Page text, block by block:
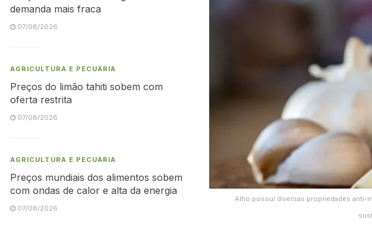
Alho possui diversas propriedades anti-
demanda mais fraca
07/08/2026
AGRICULTURA E PECUÁRIA
Preços do limão tahiti sobem com
oferta restrita
07/08/2026
AGRICULTURA E PECUÁRIA
Preços mundiais dos alimentos sobem
com ondas de calor e alta da energia
07/08/2026